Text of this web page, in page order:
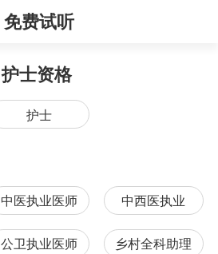
免费试听
护士资格
护士
中医执业医师 中西医执业
公卫执业医师 乡村全科助理